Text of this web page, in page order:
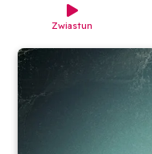

Zwiastun